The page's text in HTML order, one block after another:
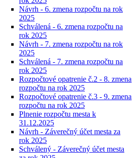
Návrh - 6. zmena rozpočtu na rok
2025
Schválená - 6. zmena rozpočtu na
rok 2025
Návrh - 7. zmena rozpočtu na rok
2025
Schválená - 7. zmena rozpočtu na
rok 2025
Rozpočtové opatrenie č.2 - 8. zmena
rozpočtu na rok 2025
Rozpočtové opatrenie č.3 - 9. zmena
rozpočtu na rok 2025
Plnenie rozpočtu mesta k
31.12.2025
Návrh - Záverečný účet mesta za
rok 2025
Schválený - Záverečný účet mesta